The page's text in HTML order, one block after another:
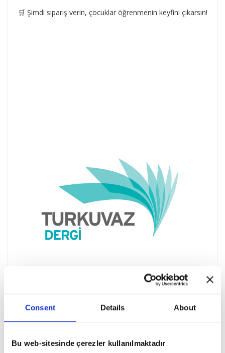
Consent Details About
Bu web-sitesinde çerezler kullanılmaktadır
🛒 Şimdi sipariş verin, çocuklar öğrenmenin keyfini çıkarsın!